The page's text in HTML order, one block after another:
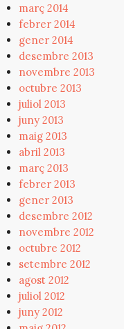
març 2014
febrer 2014
gener 2014
desembre 2013
novembre 2013
octubre 2013
juliol 2013
juny 2013
maig 2013
abril 2013
març 2013
febrer 2013
gener 2013
desembre 2012
novembre 2012
octubre 2012
setembre 2012
agost 2012
juliol 2012
juny 2012